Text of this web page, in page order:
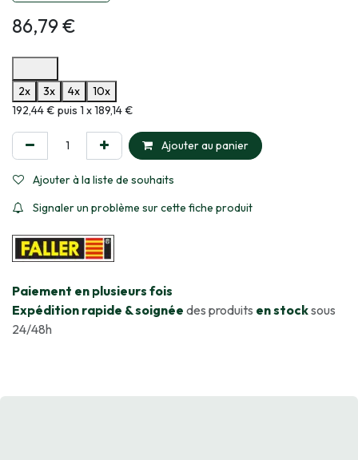
86,79€
2x
3x 4x
10x
Informations sur le plan de paiement sélectionné
192,44 € puis 1 x 189,14 €
Ajouter au panier
Ajouter à la liste de souhaits
Signaler un problème sur cette fiche produit
​Paiement en plusieurs fois
Expédition rapide & soignée des produits en stocksous
24/48h